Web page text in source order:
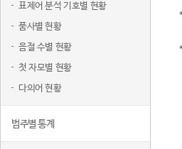
표제어 분석 기호별 현황
품사별 현황
음절 수별 현황
첫 자모별 현황
다의어 현황
범주별 통계